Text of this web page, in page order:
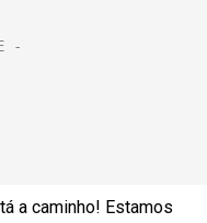
a caminho! Estamos